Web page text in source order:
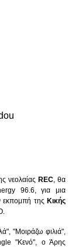
νεολαίας REC , θα
96.6, για μια
εκπομπή της Κικής
"Μοιράζω φιλιά",
"Κενό", ο Άρης